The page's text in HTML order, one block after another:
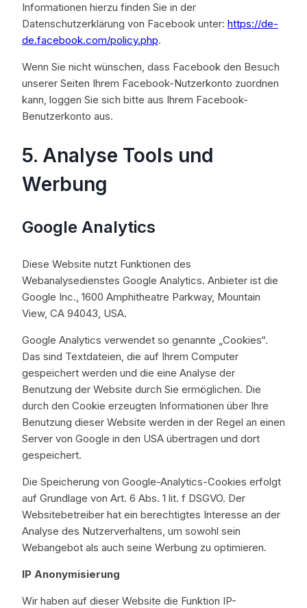
Informationen hierzu finden Sie in der
Datenschutzerklärung von Facebook unter: https://de-
de.facebook.com/policy.php.
Wenn Sie nicht wünschen, dass Facebook den Besuch
unserer Seiten Ihrem Facebook-Nutzerkonto zuordnen
kann, loggen Sie sich bitte aus Ihrem Facebook-
Benutzerkonto aus.
5. Analyse Tools und
Werbung
Google Analytics
Diese Website nutzt Funktionen des
Webanalysedienstes Google Analytics. Anbieter ist die
Google Inc., 1600 Amphitheatre Parkway, Mountain
View, CA 94043, USA.
Google Analytics verwendet so genannte „Cookies“.
Das sind Textdateien, die auf Ihrem Computer
gespeichert werden und die eine Analyse der
Benutzung der Website durch Sie ermöglichen. Die
durch den Cookie erzeugten Informationen über Ihre
Benutzung dieser Website werden in der Regel an einen
Server von Google in den USA übertragen und dort
gespeichert.
Die Speicherung von Google-Analytics-Cookies erfolgt
auf Grundlage von Art. 6 Abs. 1 lit. f DSGVO. Der
Websitebetreiber hat ein berechtigtes Interesse an der
Analyse des Nutzerverhaltens, um sowohl sein
Webangebot als auch seine Werbung zu optimieren.
IP Anonymisierung
Wir haben auf dieser Website die Funktion IP-